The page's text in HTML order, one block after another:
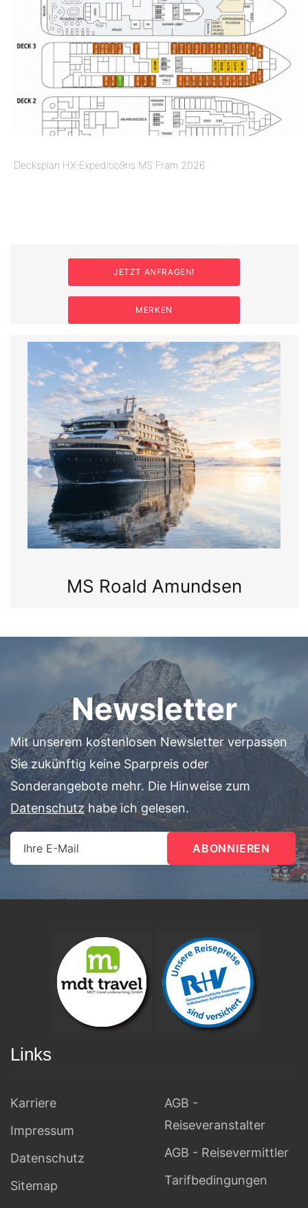
Decksplan HX-Expeditio9ns MS Fram 2026
JETZT ANFRAGEN!
MERKEN
MS Fridtjof Nansen
Previous Next
Newsletter
Mit unserem kostenlosen Newsletter verpassen
Sie zukünftig keine Sparpreis oder
Sonderangebote mehr. Die Hinweise zum
Datenschutzhabe ich gelesen.
Ihre E-Mail
Links
Karriere
Impressum
Datenschutz
Sitemap
AGB -
Reiseveranstalter
AGB - Reisevermittler
Tarifbedingungen